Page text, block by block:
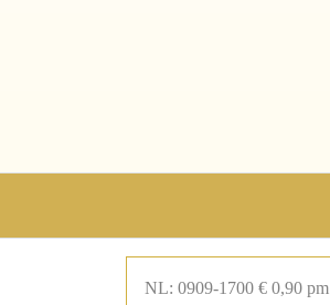
NL: 0909-1700 € 0,90 pm